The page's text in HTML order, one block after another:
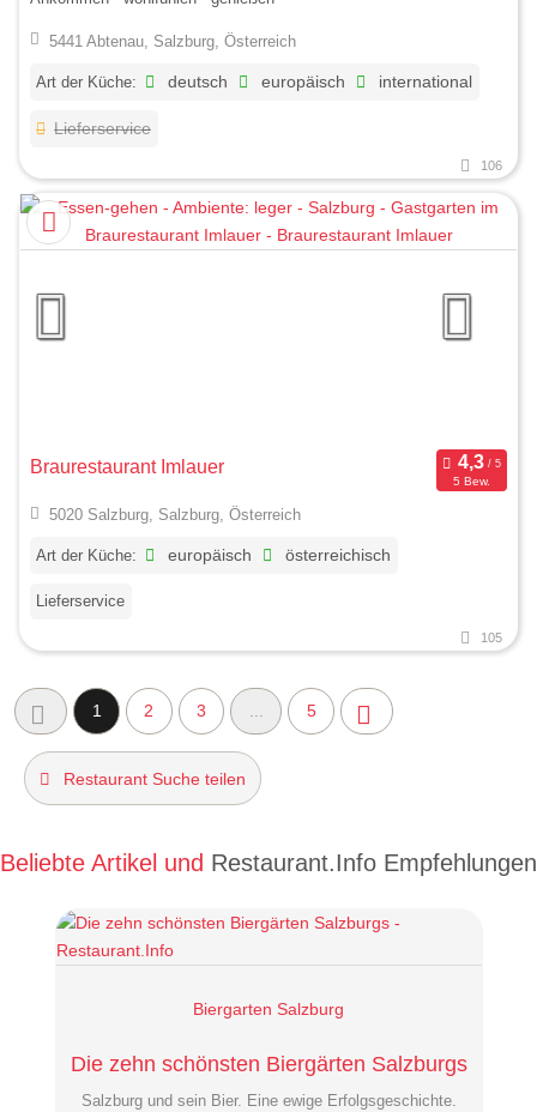
5441 Abtenau, Salzburg, Österreich
Art der Küche: deutsch europäisch international
Lieferservice
106
Braurestaurant Imlauer
5 Bew.
5020 Salzburg, Salzburg, Österreich
Art der Küche: europäisch österreichisch
Lieferservice
105
1 2 3 5
Restaurant Suche teilen
Beliebte Artikel und Restaurant.Info Empfehlungen
Die zehn schönsten Biergärten Salzburgs
Biergarten Salzburg
Salzburg und sein Bier. Eine ewige Erfolgsgeschichte.